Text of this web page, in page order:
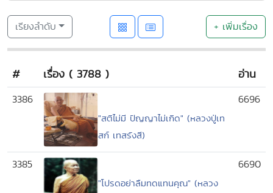
เรียงลำดับ + เพิ่มเรื่อง
# เรื่อง ( 3788 ) อ่าน
3386
"สติไม่มี ปัญญาไม่เกิด" (หลวงปู่เท
สก์ เทสรังสี)
6696
3385
"โปรดอย่าลืมทดแทนคุณ" (หลวง
6690